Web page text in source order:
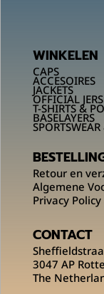
WINKELEN
CAPS
ACCESOIRES
JACKETS
OFFICIAL
T-SHIRTS &
BASELAYERS
Retour en
Algemene
Privacy Policy
CONTACT
3047 AP
The